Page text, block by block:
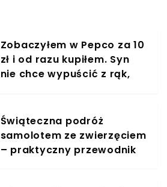
Zobaczyłem w Pepco za 10
zł i od razu kupiłem. Syn
nie chce wypuścić z rąk,
Świąteczna podróż
samolotem ze zwierzęciem
– praktyczny przewodnik